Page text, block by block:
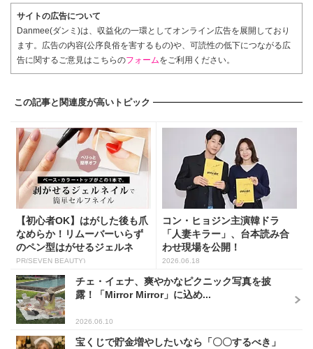
サイトの広告について
Danmee(ダンミ)は、収益化の一環としてオンライン広告を展開しており
ます。広告の内容(公序良俗を害するもの)や、可読性の低下につながる広
告に関するご意見はこちらのフォームをご利用ください。
この記事と関連度が高いトピック
【初心者OK】はがした後も爪
なめらか！リムーバーいらず
のペン型はがせるジェルネ
イ...
PR(SEVEN BEAUTY)
コン・ヒョジン主演韓ドラ
「人妻キラー」、台本読み合
わせ現場を公開！
2026.06.18
チェ・イェナ、爽やかなピクニック写真を披
露！「Mirror Mirror」に込め...
2026.06.10
宝くじで貯金増やしたいなら「〇〇するべき」